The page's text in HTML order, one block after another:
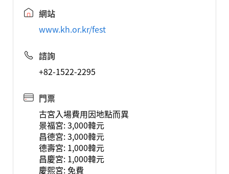
網站
www.kh.or.kr/fest
諮詢
+82-1522-2295
門票
古宮入場費用因地點而異
景福宮: 3,000韓元
昌德宮: 3,000韓元
德壽宮: 1,000韓元
昌慶宮: 1,000韓元
慶熙宮: 免費